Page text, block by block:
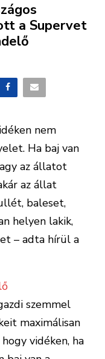
a Supervet
nem
Ha baj van
az állatot
az állat
baleset,
helyen lakik,
– adta hírül a
szemmel
maximálisan
vidéken, ha